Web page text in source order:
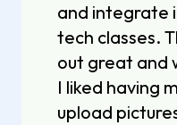
and integrate
tech classes.
out great and
I liked having
upload